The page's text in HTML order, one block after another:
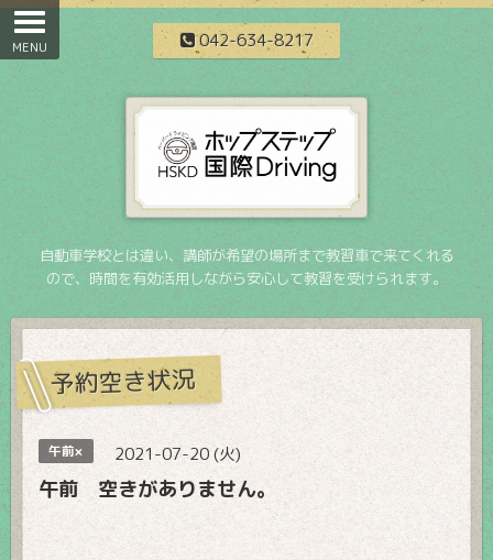
042-634-8217
自動車学校とは違い、講師が希望の場所まで教習車で来てくれる
ので、時間を有効活用しながら安心して教習を受けられます。
予約空き状況
午前× 2021-07-20 (火)
午前 空きがありません。